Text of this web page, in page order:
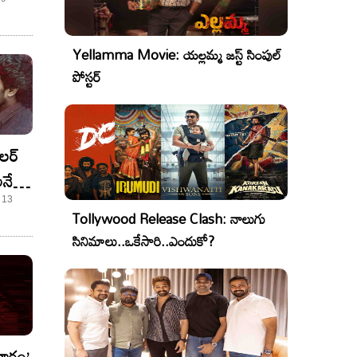
Yellamma Movie: యల్లమ్మ జస్ట్ సింపుల్
పోస్టర్
Tollywood Release Clash: నాలుగు
సినిమాలు..ఒకేసారి..ఎందుకో?